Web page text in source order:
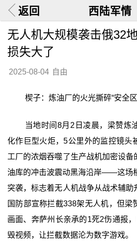
返回 西陆军情
无人机大规模袭击俄32
损失大了
2025-08-04 自由
楔子：炼油厂的火光撕碎“安全
当地时间8月2日凌晨，梁赞炼
化作巨型火炬，5公里外的监控镜头
工厂的浓烟吞噬了生产战机加密设备
油库的冲击波震动黑海沿岸——这场
突袭，标志着无人机战争从战术辅助
国防部宣称拦截338架无人机，但梁
画面、奔萨州长亲承的1死2伤通报
毁视频，让拦截数据沦为数字游戏。